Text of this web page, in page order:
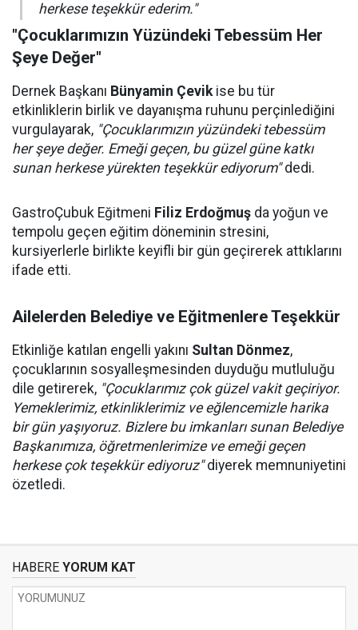
herkese teşekkür ederim."
"Çocuklarımızın Yüzündeki Tebessüm Her
Şeye Değer"
Dernek Başkanı Bünyamin Çevikise bu tür
etkinliklerin birlik ve dayanışma ruhunu perçinlediğini
vurgulayarak, "Çocuklarımızın yüzündeki tebessüm
her şeye değer. Emeği geçen, bu güzel güne katkı
sunan herkese yürekten teşekkür ediyorum"dedi.
GastroÇubuk Eğitmeni Filiz Erdoğmuş da yoğun ve
tempolu geçen eğitim döneminin stresini,
kursiyerlerle birlikte keyifli bir gün geçirerek attıklarını
ifade etti.
Ailelerden Belediye ve Eğitmenlere Teşekkür
Etkinliğe katılan engelli yakını Sultan Dönmez,
çocuklarının sosyalleşmesinden duyduğu mutluluğu
dile getirerek, "Çocuklarımız çok güzel vakit geçiriyor.
Yemeklerimiz, etkinliklerimiz ve eğlencemizle harika
bir gün yaşıyoruz. Bizlere bu imkanları sunan Belediye
Başkanımıza, öğretmenlerimize ve emeği geçen
herkese çok teşekkür ediyoruz"diyerek memnuniyetini
özetledi.
HABERE YORUM KAT